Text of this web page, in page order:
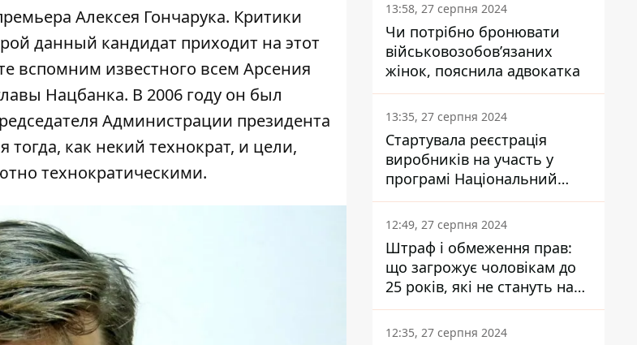
Алексея Гончарука. Критики
данный кандидат приходит на этот
вспомним известного всем Арсения
Нацбанка. В 2006 году он был
Администрации президента
как некий технократ, и цели,
технократическими.
13:58, 27 серпня 2024
Чи потрібно бронювати
військовозобов’язаних
жінок, пояснила адвокатка
13:35, 27 серпня 2024
Стартувала реєстрація
виробників на участь у
програмі Національний
кешбек: як це зробити
через портал Дія
12:49, 27 серпня 2024
Штраф і обмеження прав:
що загрожує чоловікам до
25 років, які не стануть на
військовий облік
12:35, 27 серпня 2024